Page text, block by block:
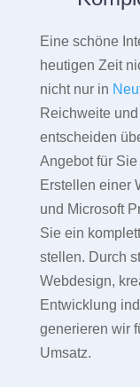
Eine schöne
heutigen Zeit
nicht nur in
Reichweite
entscheiden
Angebot für
Erstellen einer
und Microsoft
Sie ein
stellen. Durch
Webdesign,
Entwicklung
generieren wir
Umsatz.